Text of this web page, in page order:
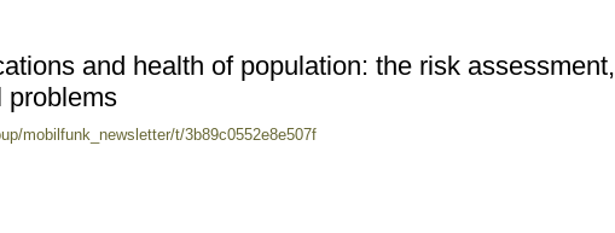
and health of population: the risk assessment,
problems
mobilfunk_newsletter/t/3b89c0552e8e507f